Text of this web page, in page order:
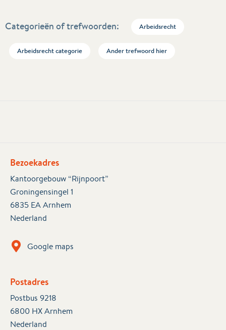
Categorieën of trefwoorden: Arbeidsrecht
Arbeidsrecht categorie Ander trefwoord hier
Bezoekadres
Kantoorgebouw “Rijnpoort”
Groningensingel 1
6835 EA Arnhem
Nederland
Google maps
Postadres
Postbus 9218
6800 HX Arnhem
Nederland